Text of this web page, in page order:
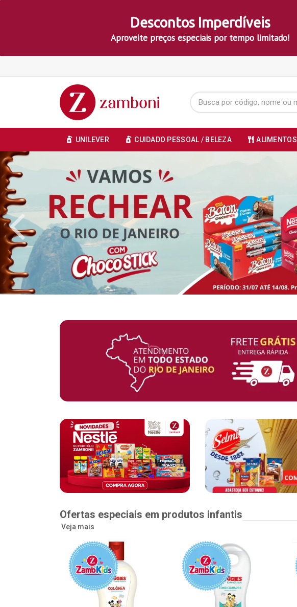
Descontos Imperdíveis
Aproveite preços especiais por tempo limitado!
UNILEVER CUIDADO PESSOAL / BELEZA ALIMENTOS
Ofertas especiais em produtos infantis
Veja mais